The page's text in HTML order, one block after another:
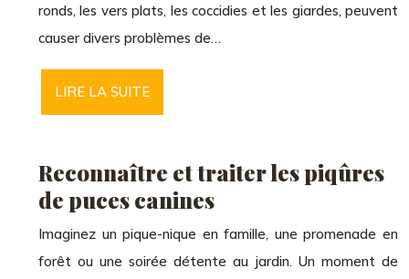
ronds, les vers plats, les coccidies et les giardes, peuvent
causer divers problèmes de…
LIRE LA SUITE
Reconnaître et traiter les piqûres
de puces canines
Imaginez un pique-nique en famille, une promenade en
forêt ou une soirée détente au jardin. Un moment de